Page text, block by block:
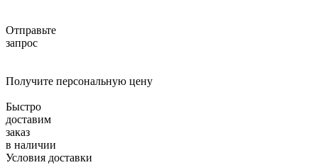
Отправьте
запрос
Получите персональную цену
Быстро
доставим
заказ
в наличии
Условия доставки